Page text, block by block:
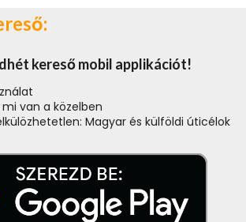
kereső mobil applikációt!
van a közelben
Magyar és külföldi úticélok